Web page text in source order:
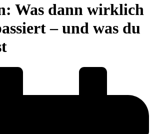
Was dann wirklich
– und was du